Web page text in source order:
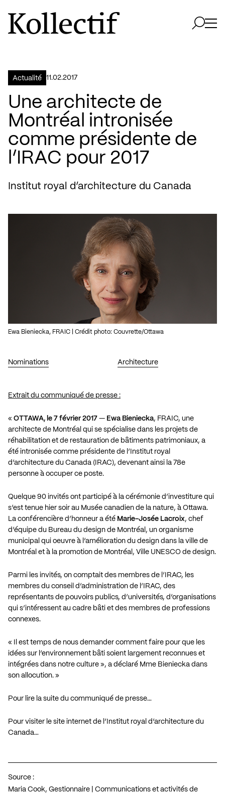
Aller à la page d'accueil
Logo Kollectif
Actualité 11.02.2017
Une architecte de
Montréal intronisée
comme présidente de
l’IRAC pour 2017
Institut royal d’architecture du Canada
Nominations Architecture
Ewa Bieniecka, FRAIC | Crédit photo: Couvrette/Ottawa
Extrait du communiqué de presse :
« OTTAWA, le 7 février 2017 — Ewa Bieniecka, FRAIC, une
architecte de Montréal qui se spécialise dans les projets de
réhabilitation et de restauration de bâtiments patrimoniaux, a
été intronisée comme présidente de l’Institut royal
d’architecture du Canada (IRAC), devenant ainsi la 78e
personne à occuper ce poste.
Quelque 90 invités ont participé à la cérémonie d’investiture qui
s’est tenue hier soir au Musée canadien de la nature, à Ottawa.
La conférencière d’honneur a été Marie-Josée Lacroix, chef
d’équipe du Bureau du design de Montréal, un organisme
municipal qui oeuvre à l’amélioration du design dans la ville de
Montréal et à la promotion de Montréal, Ville UNESCO de design.
Parmi les invités, on comptait des membres de l’IRAC, les
membres du conseil d’administration de l’IRAC, des
représentants de pouvoirs publics, d’universités, d’organisations
qui s’intéressent au cadre bâti et des membres de professions
connexes.
« Il est temps de nous demander comment faire pour que les
idées sur l’environnement bâti soient largement reconnues et
intégrées dans notre culture », a déclaré Mme Bieniecka dans
son allocution. »
Pour lire la suite du communiqué de presse…
Pour visiter le site internet de l’Institut royal d’architecture du
Canada…
Source :
Maria Cook, Gestionnaire | Communications et activités de